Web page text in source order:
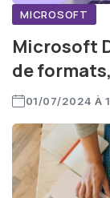
MICROSOFT
Microsoft
de
01/07/2024 À